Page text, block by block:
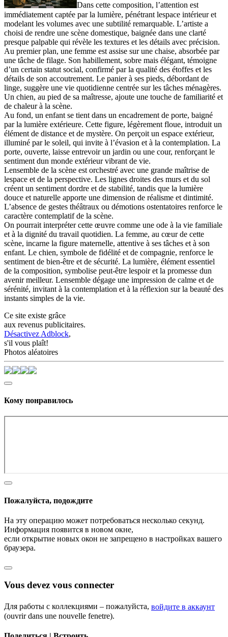
Dans cette composition, l’attention est
immédiatement captée par la lumière, pénétrant lespace intérieur et
modelant les volumes avec une subtilité remarquable. L’artiste a
choisi de rendre une scène domestique, baignée dans une clarté
presque palpable qui révèle les textures et les détails avec précision.
Au premier plan, une femme est assise sur une chaise, absorbée par
une tâche de filage. Son habillement, sobre mais élégant, témoigne
d’un certain statut social, confirmé par la qualité des étoffes et les
détails de son accoutrement. Le panier à ses pieds, débordant de
linge, suggère une vie quotidienne centrée sur les tâches ménagères.
Un chien, au pied de sa maîtresse, ajoute une touche de familiarité et
de chaleur à la scène.
Au fond, un enfant se tient dans un encadrement de porte, baigné
par la lumière extérieure. Cette figure, légèrement floue, introduit un
élément de distance et de mystère. On perçoit un espace extérieur,
illuminé par le soleil, qui invite à l’évasion et à la contemplation. La
porte, ouverte, laisse entrevoir un jardin ou une cour, renforçant le
sentiment dun monde extérieur vibrant de vie.
Lensemble de la scène est orchestré avec une grande maîtrise de
lespace et de la perspective. Les lignes droites des murs et du sol
créent un sentiment dordre et de stabilité, tandis que la lumière
douce et naturelle apporte une dimension de réalisme et dintimité.
L’absence de gestes théâtraux ou démotions ostentatoires renforce le
caractère contemplatif de la scène.
On pourrait interpréter cette œuvre comme une ode à la vie familiale
et à la dignité du travail quotidien. La femme, au cœur de cette
scène, incarne la figure maternelle, attentive à ses tâches et à son
enfant. Le chien, symbole de fidélité et de compagnie, renforce le
sentiment de bien-être et de sécurité. La lumière, élément essentiel
de la composition, symbolise peut-être lespoir et la promesse dun
avenir meilleur. Lensemble dégage une impression de calme et de
sérénité, invitant à la contemplation et à la réflexion sur la beauté des
instants simples de la vie.
Ce site existe grâce
aux revenus publicitaires.
Désactivez Adblock,
s'il vous plaît!
Photos aléatoires
Кому понравилось
Пожалуйста, подождите
На эту операцию может потребоваться несколько секунд.
Информация появится в новом окне,
если открытие новых окон не запрещено в настройках вашего
браузера.
Vous devez vous connecter
Для работы с коллекциями – пожалуйста, войдите в аккаунт
(ouvrir dans une nouvelle fenetre).